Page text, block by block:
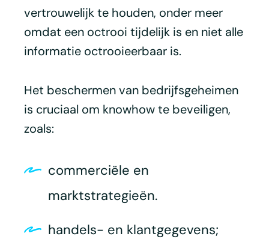
vertrouwelijk te houden, onder meer
omdat een octrooi tijdelijk is en niet alle
informatie octrooieerbaar is.
Het beschermen van bedrijfsgeheimen
is cruciaal om knowhow te beveiligen,
zoals:
commerciële en
marktstrategieën.
handels- en klantgegevens;